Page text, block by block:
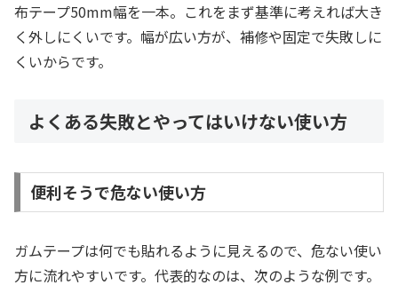
布テープ50mm幅を一本。これをまず基準に考えれば大き
く外しにくいです。幅が広い方が、補修や固定で失敗しに
くいからです。
よくある失敗とやってはいけない使い方
便利そうで危ない使い方
ガムテープは何でも貼れるように見えるので、危ない使い
方に流れやすいです。代表的なのは、次のような例です。